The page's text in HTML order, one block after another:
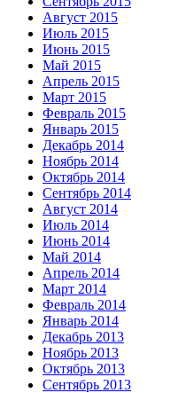
Август 2015
Июль 2015
Июнь 2015
Май 2015
Апрель 2015
Март 2015
Февраль 2015
Январь 2015
Декабрь 2014
Ноябрь 2014
Октябрь 2014
Сентябрь 2014
Август 2014
Июль 2014
Июнь 2014
Май 2014
Апрель 2014
Март 2014
Февраль 2014
Январь 2014
Декабрь 2013
Ноябрь 2013
Октябрь 2013
Сентябрь 2013